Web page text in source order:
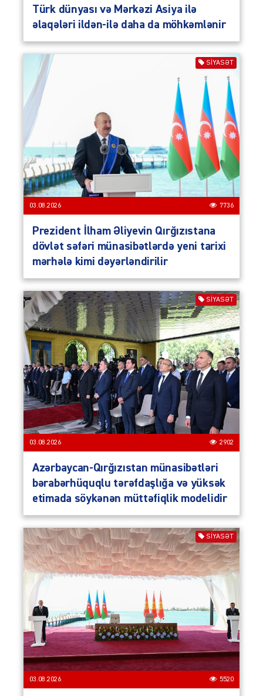
Türk dünyası və Mərkəzi Asiya ilə
əlaqələri ildən-ilə daha da möhkəmlənir
SIYASƏT
03.08.2026 7736
Prezident İlham Əliyevin Qırğızıstana
dövlət səfəri münasibətlərdə yeni tarixi
mərhələ kimi dəyərləndirilir
SIYASƏT
03.08.2026 2902
Azərbaycan-Qırğızıstan münasibətləri
bərabərhüquqlu tərəfdaşlığa və yüksək
etimada söykənən müttəfiqlik modelidir
SIYASƏT
03.08.2026 5520